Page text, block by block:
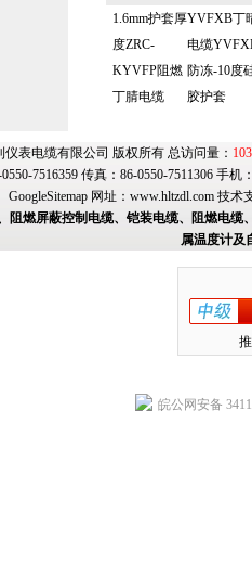
1.6mm护套厚
度ZRC-
KYVFP阻燃
丁腈电缆
YVFXB丁
电缆
防冻-10度
胶护套
仪表电缆有限公司 版权所有 总访问量：
7516359 传真：86-0550-7511306 手
GoogleSitemap网址： www.hltzdl.com技术
阻燃屏蔽控制电缆、铠装电缆、阻燃电
属温度计及
皖公网安备